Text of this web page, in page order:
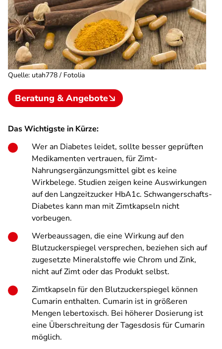
Quelle: utah778 / Fotolia
Beratung & Angebote
Das Wichtigste in Kürze:
Wer an Diabetes leidet, sollte besser geprüften
Medikamenten vertrauen, für Zimt-
Nahrungsergänzungsmittel gibt es keine
Wirkbelege. Studien zeigen keine Auswirkungen
auf den Langzeitzucker HbA1c. Schwangerschafts-
Diabetes kann man mit Zimtkapseln nicht
vorbeugen.
Werbeaussagen, die eine Wirkung auf den
Blutzuckerspiegel versprechen, beziehen sich auf
zugesetzte Mineralstoffe wie Chrom und Zink,
nicht auf Zimt oder das Produkt selbst.
Zimtkapseln für den Blutzuckerspiegel können
Cumarin enthalten. Cumarin ist in größeren
Mengen lebertoxisch. Bei höherer Dosierung ist
eine Überschreitung der Tagesdosis für Cumarin
möglich.